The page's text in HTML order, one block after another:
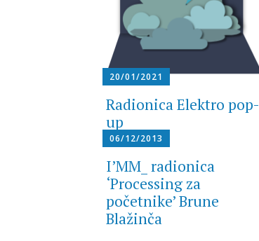
20/01/2021
Radionica Elektro pop-
up
06/12/2013
I’MM_ radionica
‘Processing za
početnike’ Brune
Blažinča